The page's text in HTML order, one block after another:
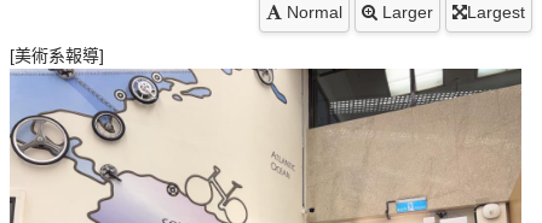
Normal Larger Largest
[美術系報導]